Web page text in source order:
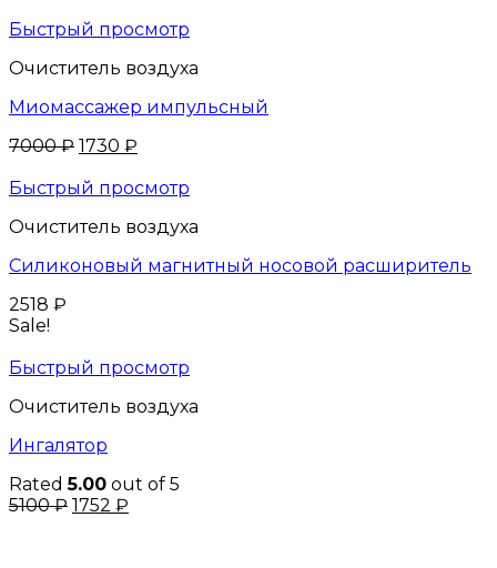
Быстрый просмотр
Очиститель воздуха
Миомассажер импульсный
7000₽ 1730 ₽
Быстрый просмотр
Очиститель воздуха
Силиконовый магнитный носовой расширитель
2518 ₽
Sale!
Быстрый просмотр
Очиститель воздуха
Ингалятор
Rated5.00 out of 5
5100₽ 1752 ₽